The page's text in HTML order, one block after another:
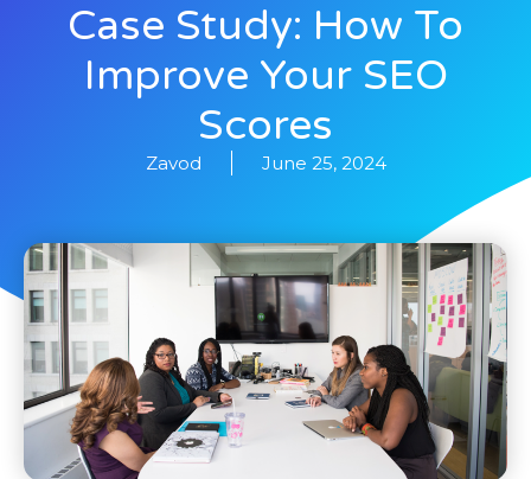
Case Study: How To
Improve Your SEO
Scores
Zavod June 25, 2024